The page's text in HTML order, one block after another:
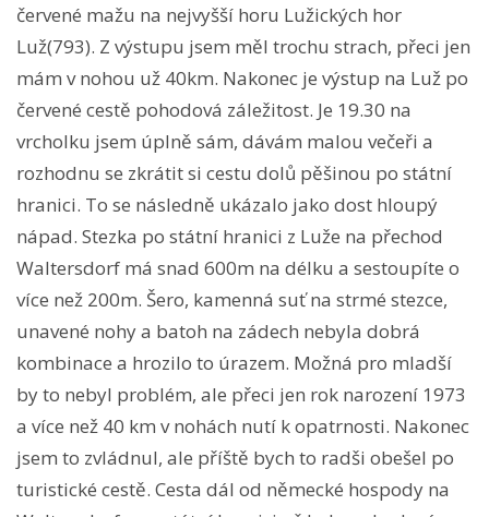
červené mažu na nejvyšší horu Lužických hor
Luž(793). Z výstupu jsem měl trochu strach, přeci jen
mám v nohou už 40km. Nakonec je výstup na Luž po
červené cestě pohodová záležitost. Je 19.30 na
vrcholku jsem úplně sám, dávám malou večeři a
rozhodnu se zkrátit si cestu dolů pěšinou po státní
hranici. To se následně ukázalo jako dost hloupý
nápad. Stezka po státní hranici z Luže na přechod
Waltersdorf má snad 600m na délku a sestoupíte o
více než 200m. Šero, kamenná suť na strmé stezce,
unavené nohy a batoh na zádech nebyla dobrá
kombinace a hrozilo to úrazem. Možná pro mladší
by to nebyl problém, ale přeci jen rok narození 1973
a více než 40 km v nohách nutí k opatrnosti. Nakonec
jsem to zvládnul, ale příště bych to radši obešel po
turistické cestě. Cesta dál od německé hospody na